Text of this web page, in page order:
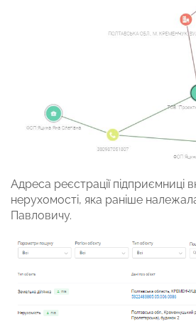
Адреса реєстрації підприємниці
нерухомості, яка раніше
Павловичу.